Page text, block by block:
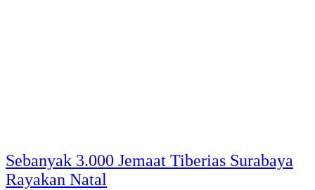
Sebanyak 3.000 Jemaat Tiberias Surabaya
Rayakan Natal